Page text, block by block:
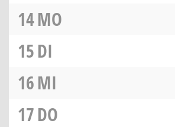
14MO
15DI
16MI
17DO